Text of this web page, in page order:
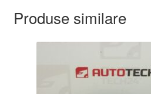
Produse similare